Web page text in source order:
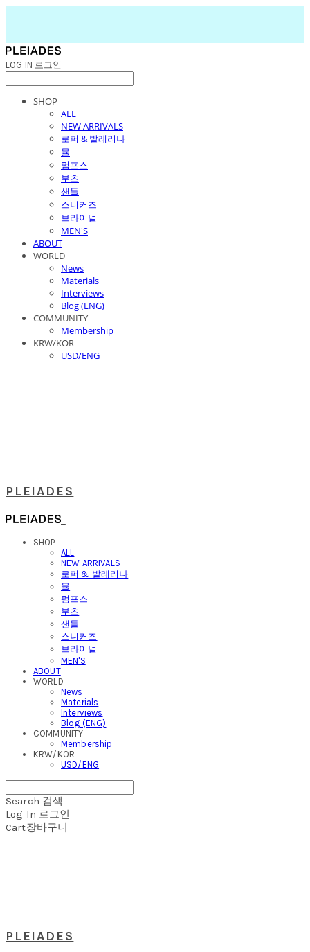
LOG IN 로그인
SHOP
ALL
NEW ARRIVALS
로퍼 & 발레리나
뮬
펌프스
부츠
샌들
스니커즈
브라이덜
MEN'S
ABOUT
WORLD
News
Materials
Interviews
Blog (ENG)
COMMUNITY
Membership
KRW/KOR
USD/ENG
PLEIADES
SHOP
ALL
NEW ARRIVALS
로퍼 & 발레리나
뮬
펌프스
부츠
샌들
스니커즈
브라이덜
MEN'S
ABOUT
WORLD
News
Materials
Interviews
Blog (ENG)
COMMUNITY
Membership
KRW/KOR
USD/ENG
Search 검색
Log In 로그인
Cart장바구니
PLEIADES